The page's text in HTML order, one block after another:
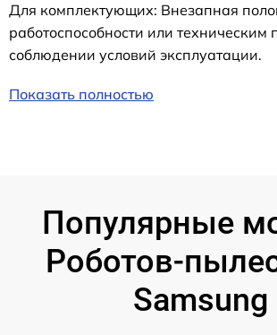
Для комплектующих: Внезапная
работоспособности или
соблюдении условий эксплуатации.
Показать полностью
Популярные
Роботов-
Samsung